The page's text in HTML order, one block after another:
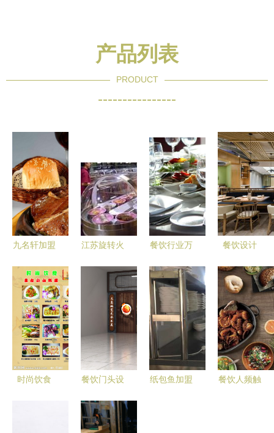
产品列表
PRODUCT
----------------
九名轩加盟
程详解
江苏旋转火
京铁板烧餐
饮设备的推
荐生产厂家
餐饮行业万
多方势力入
局，未来该
怎么玩？
餐饮设计
设计卅卅串
串红油店
餐饮空间
powered
discuz
时尚饮食
餐饮门头设
效果图点亮
纸包鱼加盟
餐饮人频触